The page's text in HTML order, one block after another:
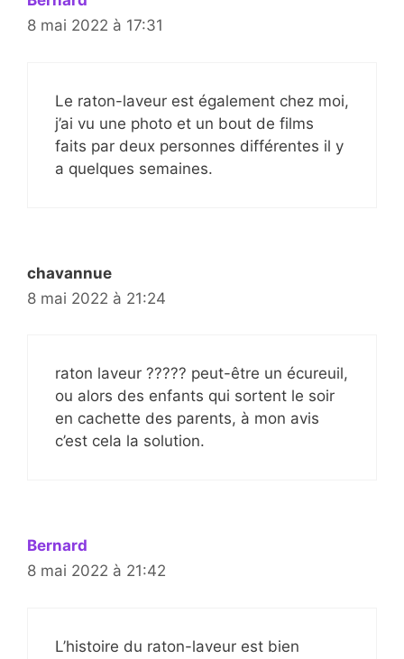
8 mai 2022 à 17:31
Le raton-laveur est également chez moi,
j’ai vu une photo et un bout de films
faits par deux personnes différentes il y
a quelques semaines.
chavannue
8 mai 2022 à 21:24
raton laveur ????? peut-être un écureuil,
ou alors des enfants qui sortent le soir
en cachette des parents, à mon avis
c’est cela la solution.
Bernard
8 mai 2022 à 21:42
L’histoire du raton-laveur est bien